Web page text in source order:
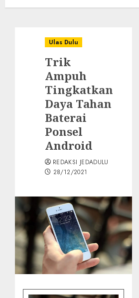
Ulas Dulu
Trik
Ampuh
Tingkatkan
Daya Tahan
Baterai
Ponsel
Android
REDAKSI JEDADULU
28/12/2021